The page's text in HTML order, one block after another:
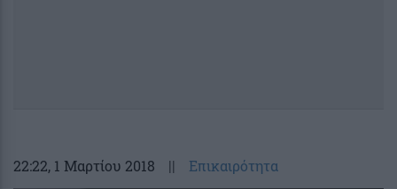
22:22, 1 Μαρτίου 2018 || Επικαιρότητα